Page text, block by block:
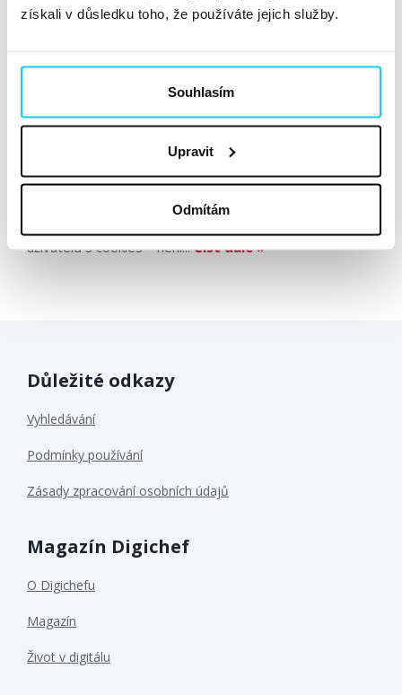
získali v důsledku toho, že používáte jejich služby.
Souhlasím
Upravit
Odmítám
Radek Kupr,Pavel Petráček
Online marketing 7. 12. 2021
S novelou zákona o elektronické komunikaci, která byla
schválena 15. září 2021 a začne platit od 1. ledna 2022,
přichází zásadní změna v přístupu k souhlasům s cookies
uživatelů s cookies –⁠ není...Číst dále »
Důležité odkazy
Vyhledávání
Podmínky používání
Zásady zpracování osobních údajů
Magazín Digichef
O Digichefu
Magazín
Život v digitálu